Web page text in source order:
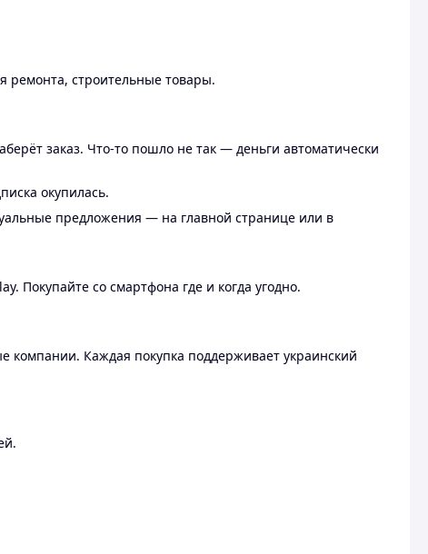
ремонта, строительные товары.
заказ. Что-то пошло не так — деньги автоматически
окупилась.
предложения — на главной странице или в
Покупайте со смартфона где и когда угодно.
Каждая покупка поддерживает украинский